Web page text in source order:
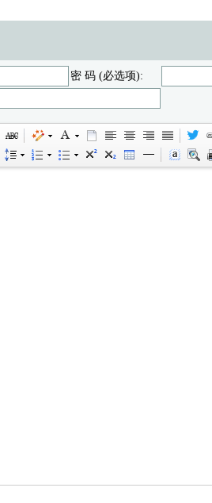
密 码 (必选项):